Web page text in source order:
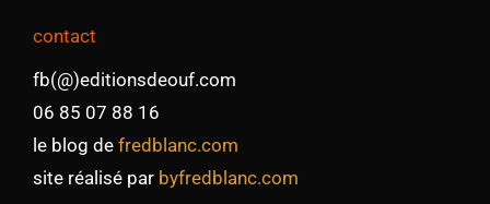
contact
fb(@)editionsdeouf.com
06 85 07 88 16
le blog de fredblanc.com
site réalisé par byfredblanc.com